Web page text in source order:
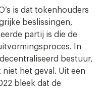
is dat tokenhouders
beslissingen,
partij is die de
In
bestuur,
niet het geval. Uit een
bleek dat de